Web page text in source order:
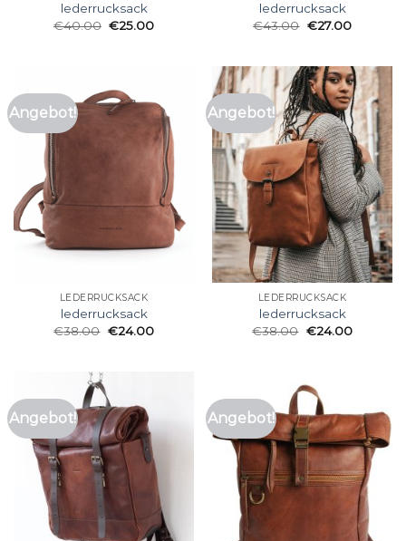
lederrucksack
€40.00 €25.00
lederrucksack
€43.00 €27.00
Angebot!
LEDERRUCKSACK
lederrucksack
€38.00 €24.00
Angebot!
LEDERRUCKSACK
lederrucksack
€38.00 €24.00
Angebot! Angebot!